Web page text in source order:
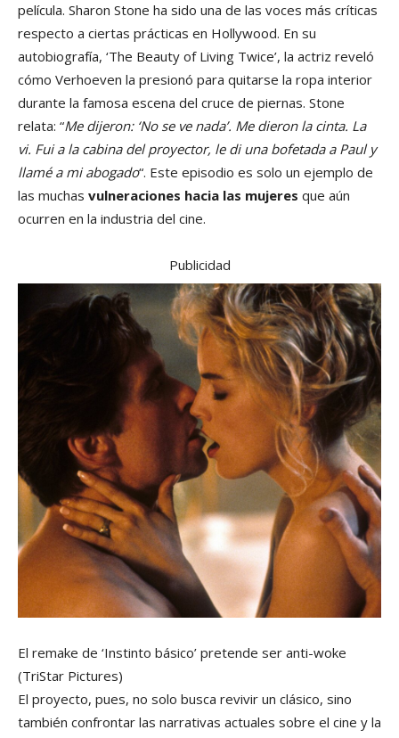
película. Sharon Stone ha sido una de las voces más críticas
respecto a ciertas prácticas en Hollywood. En su
autobiografía, ‘The Beauty of Living Twice’, la actriz reveló
cómo Verhoeven la presionó para quitarse la ropa interior
durante la famosa escena del cruce de piernas. Stone
relata: “Me dijeron: ‘No se ve nada’. Me dieron la cinta. La
vi. Fui a la cabina del proyector, le di una bofetada a Paul y
llamé a mi abogado“. Este episodio es solo un ejemplo de
las muchas vulneraciones hacia las mujeres que aún
ocurren en la industria del cine.
Publicidad
El remake de ‘Instinto básico’ pretende ser anti-woke
(TriStar Pictures)
El proyecto, pues, no solo busca revivir un clásico, sino
también confrontar las narrativas actuales sobre el cine y la